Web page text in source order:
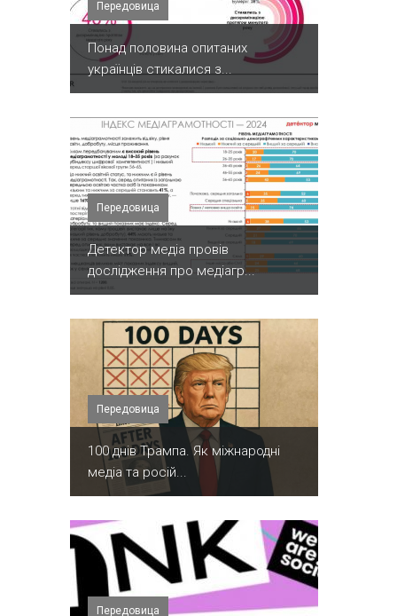
Передовица
Понад половина опитаних
українців стикалися з...
Передовица
Детектор медіа провів
дослідження про медіагр...
Передовица
100 днів Трампа. Як міжнародні
медіа та росій...
Передовица